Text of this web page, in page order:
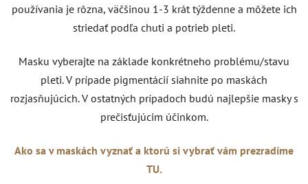
používania je rôzna, väčšinou 1-3 krát týždenne a môžete ich
striedať podľa chuti a potrieb pleti.
Masku vyberajte na základe konkrétneho problému/stavu
pleti. V prípade pigmentácií siahnite po maskách
rozjasňujúcich. V ostatných prípadoch budú najlepšie masky s
prečisťujúcim účinkom.
Ako sa v maskách vyznať a ktorú si vybrať vám prezradíme
TU.